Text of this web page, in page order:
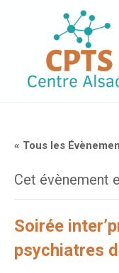
« Tous les
Cet évènement
Soirée
psychiatres